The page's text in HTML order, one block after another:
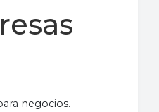
negocios.